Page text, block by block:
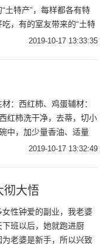
土特产”，每样都各有特
，有的室友带来的“土特
啊，面对着室友的热情，
2019-10-17 13:33:35
：西红柿、鸡蛋辅材：
红柿洗干净，去蒂，切小
中，加少量香油、适量
均匀（加醋或加酒的鸡
2019-10-17 13:32:49
彻大悟
性钟爱的副业，我老婆
班以后，她就跑进厨
老婆是新手，所以兴致